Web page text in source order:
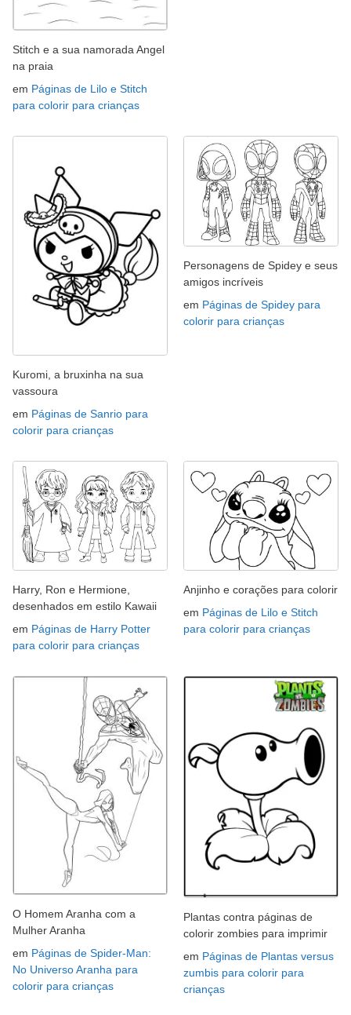
Stitch e a sua namorada Angel
na praia
em Páginas de Lilo e Stitch
para colorir para crianças
Kuromi, a bruxinha na sua
vassoura
em Páginas de Sanrio para
colorir para crianças
Personagens de Spidey e seus
amigos incríveis
em Páginas de Spidey para
colorir para crianças
Harry, Ron e Hermione,
desenhados em estilo Kawaii
em Páginas de Harry Potter
para colorir para crianças
Anjinho e corações para colorir
em Páginas de Lilo e Stitch
para colorir para crianças
O Homem Aranha com a
Mulher Aranha
em Páginas de Spider-Man:
No Universo Aranha para
colorir para crianças
Plantas contra páginas de
colorir zombies para imprimir
em Páginas de Plantas versus
zumbis para colorir para
crianças